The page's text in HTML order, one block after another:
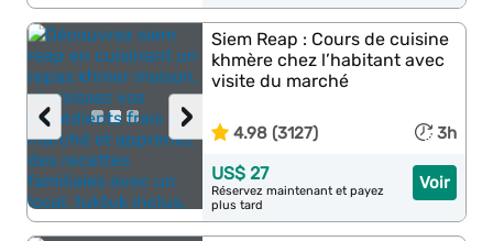
›
‹
Siem Reap : Cours de cuisine
khmère chez l’habitant avec
visite du marché
4.98 (3127) 3h
Voir
US$ 27
Réservez maintenant et payez
plus tard